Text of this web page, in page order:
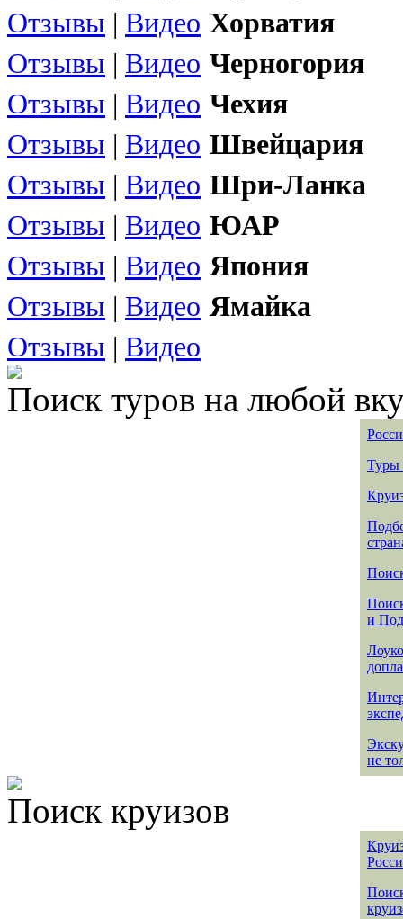
Отзывы | Видео Хорватия
Отзывы | Видео Черногория
Отзывы | Видео Чехия
Отзывы | Видео Швейцария
Отзывы | Видео Шри-Ланка
Отзывы | Видео ЮАР
Отзывы | Видео Япония
Отзывы | Видео Ямайка
Отзывы | Видео
Поиск туров на любой
Туры
и
не
Поиск круизов